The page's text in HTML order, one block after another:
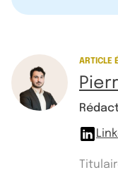
ARTICLE